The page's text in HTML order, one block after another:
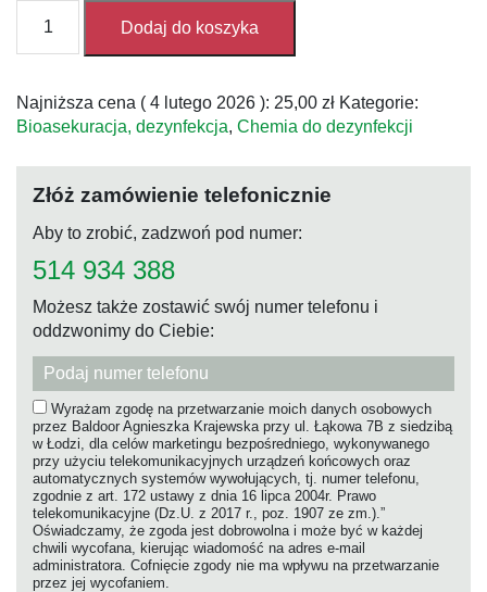
FUMAGRI
OPP
świeca
dymna
Dodaj do koszyka
Najniższa cena ( 4 lutego 2026 ): 25,00 zł Kategorie:
Bioasekuracja, dezynfekcja, Chemia do dezynfekcji
Złóż zamówienie telefonicznie
Aby to zrobić, zadzwoń pod numer:
514 934 388
Możesz także zostawić swój numer telefonu i
oddzwonimy do Ciebie:
Wyrażam zgodę na przetwarzanie moich danych osobowych
przez Baldoor Agnieszka Krajewska przy ul. Łąkowa 7B z siedzibą
w Łodzi, dla celów marketingu bezpośredniego, wykonywanego
przy użyciu telekomunikacyjnych urządzeń końcowych oraz
automatycznych systemów wywołujących, tj. numer telefonu,
zgodnie z art. 172 ustawy z dnia 16 lipca 2004r. Prawo
telekomunikacyjne (Dz.U. z 2017 r., poz. 1907 ze zm.).”
Oświadczamy, że zgoda jest dobrowolna i może być w każdej
chwili wycofana, kierując wiadomość na adres e-mail
administratora. Cofnięcie zgody nie ma wpływu na przetwarzanie
przez jej wycofaniem.